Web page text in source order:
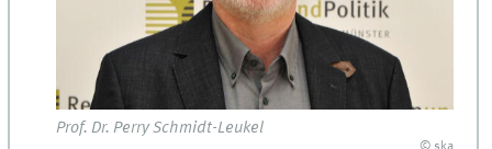
Prof. Dr. Perry Schmidt-Leukel